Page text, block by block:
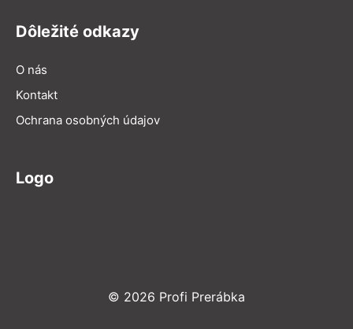
Dôležité odkazy
O nás
Kontakt
Ochrana osobných údajov
Logo
© 2026 Profi Prerábka